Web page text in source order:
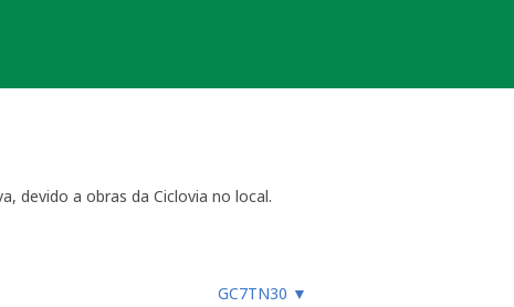
devido a obras da Ciclovia no local.
GC7TN30 ▼